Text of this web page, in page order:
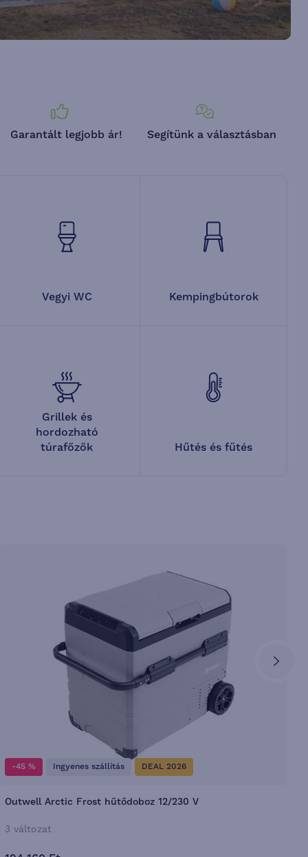
Garantált legjobb ár! Segítünk a választásban
Vegyi WC Kempingbútorok
Grillek és
hordozható
túrafőzők
Hűtés és fűtés
-45 % Ingyenes szállítás DEAL 2026
Outwell Arctic Frost hűtődoboz 12/230 V
3 változat